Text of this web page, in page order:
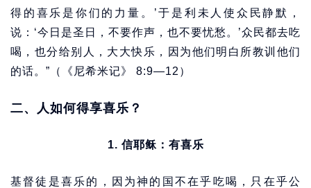
得的喜乐是你们的力量。’于是利未人使众民静默，
说：‘今日是圣日，不要作声，也不要忧愁。’众民都去吃
喝，也分给别人，大大快乐，因为他们明白所教训他们
的话。”（《尼希米记》 8:9—12）
二、人如何得享喜乐？
1. 信耶稣：有喜乐
基督徒是喜乐的，因为神的国不在乎吃喝，只在乎公